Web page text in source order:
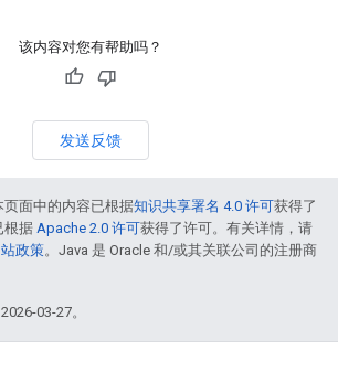
该内容对您有帮助吗？
发送反馈
面中的内容已根据知识共享署名 4.0 许可获得了
根据 Apache 2.0 许可获得了许可。有关详情，请
政策。Java 是 Oracle 和/或其关联公司的注册商
03-27。